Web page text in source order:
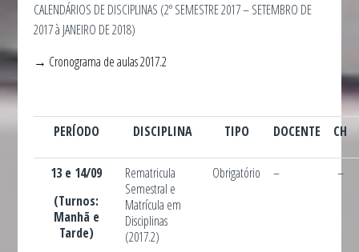
CALENDÁRIOS DE DISCIPLINAS (2º SEMESTRE 2017 – SETEMBRO DE
2017 à JANEIRO DE 2018)
→ Cronograma de aulas 2017.2
PERÍODO DISCIPLINA TIPO DOCENTE CH
13 e 14/09
(Turnos:
Manhã e
Tarde)
Rematricula
Semestral e
Matrícula em
Disciplinas
(2017.2)
Obrigatório – –